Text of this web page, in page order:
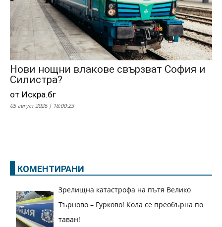
Нови нощни влакове свързват София и
Силистра?
от Искра.бг
05 август 2026 | 18:00:23
КОМЕНТИРАНИ
Зрелищна катастрофа на пътя Велико
Търново – Гурково! Кола се преобърна по
таван!